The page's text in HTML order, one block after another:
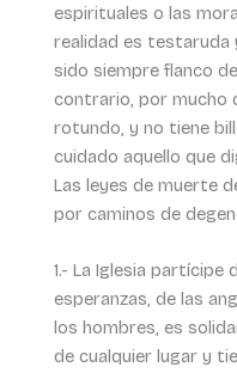
espirituales o las
realidad es testaruda
sido siempre flanco
contrario, por mucho
rotundo, y no tiene
cuidado aquello que
Las leyes de muerte
por caminos de
1.- La Iglesia partícipe
esperanzas, de las
los hombres, es
de cualquier lugar y